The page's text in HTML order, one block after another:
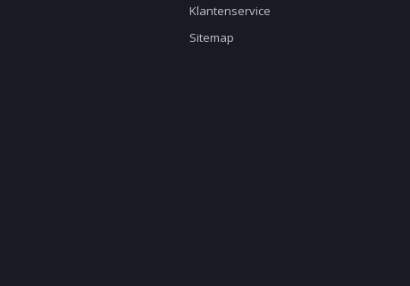
Klantenservice
Sitemap